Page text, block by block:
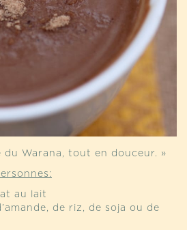
du Warana, tout en douceur. »
au lait
de riz, de soja ou de